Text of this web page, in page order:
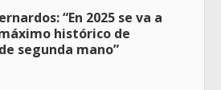
“En 2025 se va a
histórico de
segunda mano”